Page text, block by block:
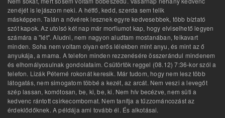
zenéjét is lejászom neki. A hétfő, kedd, szerda sem telik
másképpen. Talán a nővérek lesznek egyre kedvesebbek, több bíztató
szót kapok. Az utolsó két nap már morfiumot kap, hogy elviselhető legyen
számára a "lét". Aludni, nem nagyon aludtam mostanában, felkavart
minden. Soha nem voltam olyan erős lélekben mint anyu, és mint az ő
anyukája, a mama. A telefon minden rezzenésére összerándul mindenem
és elhomályosulnak gondolataim. Csütörtök reggel (08.12) 7:36-kor szól a
telefon. Lizák Péterné rokonát keresik. Már tudom, hogy nem lesz több
látogatás, nem simogatom többé a kezét, az arcát. Nem veszi a levegőt
szép lassan, komótosan, be, ki, be, ki. Nem hív becézve, nem süti a
kedvenc rántott csirkecombomat. Nem tanítja a tűzzománcozást az
érdeklődőknek. A példája ami tovább él. És alkotásai.